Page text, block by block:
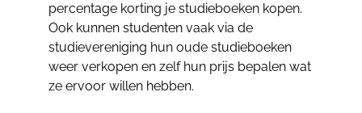
percentage korting je studieboeken kopen.
Ook kunnen studenten vaak via de
studievereniging hun oude studieboeken
weer verkopen en zelf hun prijs bepalen wat
ze ervoor willen hebben.